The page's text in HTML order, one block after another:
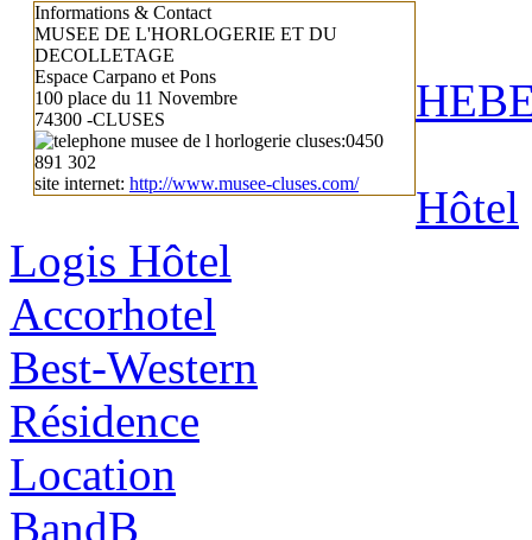
Informations & Contact
MUSEE DE L'HORLOGERIE ET DU
DECOLLETAGE
Espace Carpano et Pons
100 place du 11 Novembre
74300 -CLUSES
:0450
891 302
site internet: http://www.musee-cluses.com/
Hôtel
Logis Hôtel
Accorhotel
Best-Western
Résidence
Location
BandB